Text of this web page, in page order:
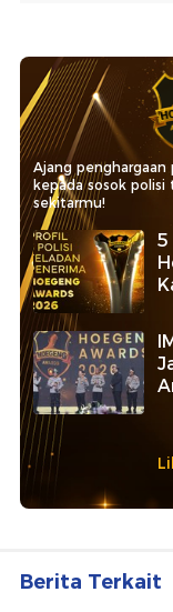
Ajang penghargaan
kepada sosok
sekitarmu!
5
Berita Terkait